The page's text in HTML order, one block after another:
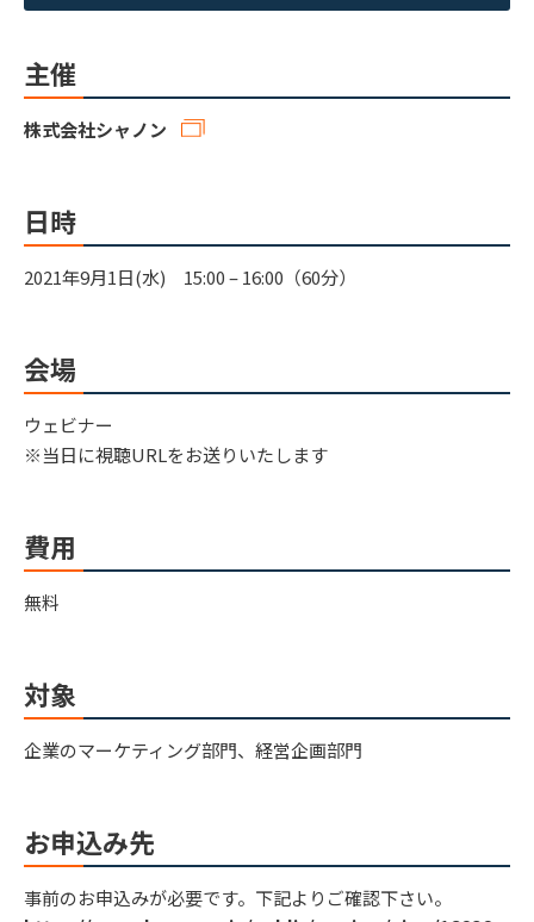
主催
株式会社シャノン
日時
2021年9月1日(水) 15:00 – 16:00（60分）
会場
ウェビナー
※当日に視聴URLをお送りいたします
費用
無料
対象
企業のマーケティング部門、経営企画部門
お申込み先
事前のお申込みが必要です。下記よりご確認下さい。